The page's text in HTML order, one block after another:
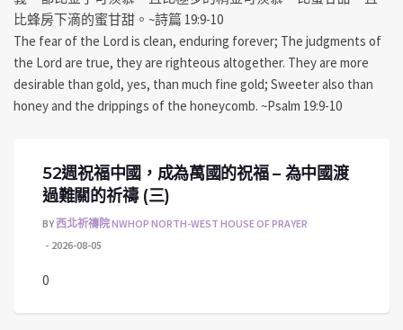
比蜂房下滴的蜜甘甜。~詩篇 19:9-10
The fear of the Lord is clean, enduring forever; The judgments of
the Lord are true, they are righteous altogether. They are more
desirable than gold, yes, than much fine gold; Sweeter also than
honey and the drippings of the honeycomb. ~Psalm 19:9-10
52週祝福中國，成為萬國的祝福 – 為中國渡
過難關的祈禱 (三)
BY西北祈禱院 NWHOP NORTH-WEST HOUSE OF PRAYER
2026-08-05
0